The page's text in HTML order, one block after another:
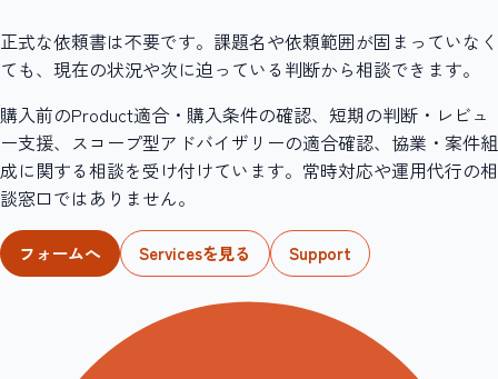
正式な依頼書は不要です。課題名や依頼範囲が固まっていなく
ても、現在の状況や次に迫っている判断から相談できます。
購入前のProduct適合・購入条件の確認、短期の判断・レビュ
ー支援、スコープ型アドバイザリーの適合確認、協業・案件組
成に関する相談を受け付けています。常時対応や運用代行の相
談窓口ではありません。
フォームへ Servicesを見る Support